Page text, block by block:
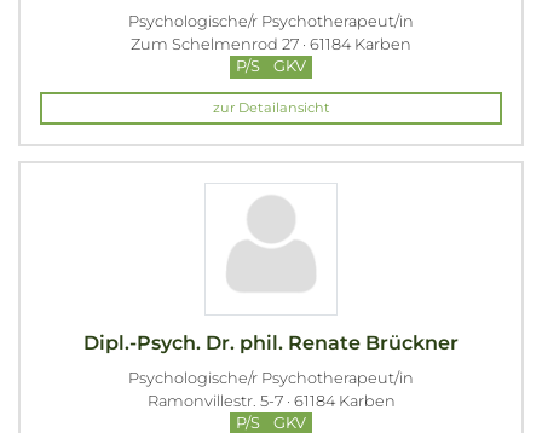
Psychologische/r Psychotherapeut/in
Zum Schelmenrod 27 · 61184 Karben
P/S
GKV
zur Detailansicht
Dipl.-Psych. Dr. phil. Renate Brückner
Psychologische/r Psychotherapeut/in
Ramonvillestr. 5-7 · 61184 Karben
P/S
GKV